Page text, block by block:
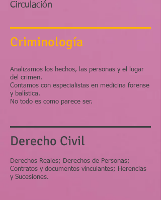
Circulación
Criminología
Analizamos los hechos, las personas y el lugar
del crimen.
Contamos con especialistas en medicina forense
y balística.
No todo es como parece ser.
Derecho Civil
Derechos Reales; Derechos de Personas;
Contratos y documentos vinculantes; Herencias
y Sucesiones.